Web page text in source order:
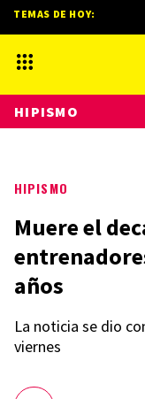
HIPISMO
Muere el
años
La noticia se dio
viernes
TEMAS DE HOY:
HIPISMO